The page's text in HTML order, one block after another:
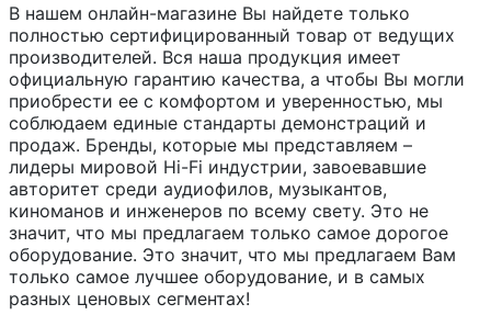
В нашем онлайн-магазине Вы найдете только
полностью сертифицированный товар от ведущих
производителей. Вся наша продукция имеет
официальную гарантию качества, а чтобы Вы могли
приобрести ее с комфортом и уверенностью, мы
соблюдаем единые стандарты демонстраций и
продаж. Бренды, которые мы представляем –
лидеры мировой Hi-Fi индустрии, завоевавшие
авторитет среди аудиофилов, музыкантов,
киноманов и инженеров по всему свету. Это не
значит, что мы предлагаем только самое дорогое
оборудование. Это значит, что мы предлагаем Вам
только самое лучшее оборудование, и в самых
разных ценовых сегментах!